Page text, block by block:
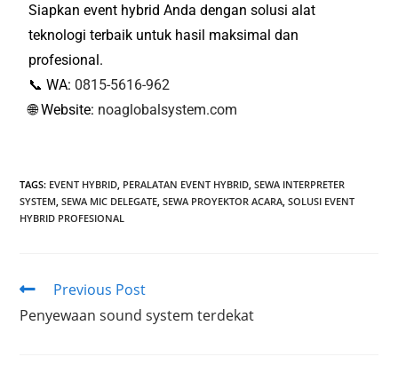
Siapkan event hybrid Anda dengan solusi alat
teknologi terbaik untuk hasil maksimal dan
profesional.
📞 WA: 0815-5616-962
🌐 Website: noaglobalsystem.com
TAGS: EVENT HYBRID PERALATAN EVENT HYBRID SEWA INTERPRETER
SYSTEM SEWA MIC DELEGATE SEWA PROYEKTOR ACARA SOLUSI EVENT
HYBRID PROFESIONAL
Previous Post
Penyewaan sound system terdekat